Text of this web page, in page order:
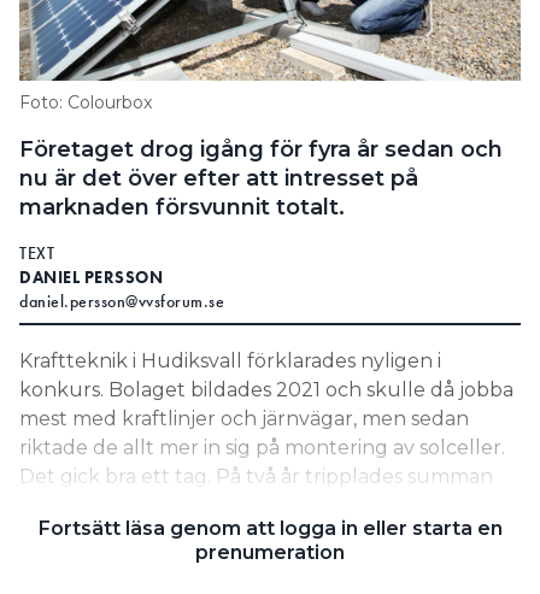
Kontakt
Personuppgifter
Search for:
SEARCH
Foto: Colourbox
Företaget drog igång för fyra år sedan och
nu är det över efter att intresset på
marknaden försvunnit totalt.
TEXT
DANIEL PERSSON
daniel.persson@vvsforum.se
Kraftteknik i Hudiksvall förklarades nyligen i
konkurs. Bolaget bildades 2021 och skulle då jobba
mest med kraftlinjer och järnvägar, men sedan
riktade de allt mer in sig på montering av solceller.
Det gick bra ett tag. På två år tripplades summan
ut.Fortsätt läsa genom att logga in eller starta en
prenumeration